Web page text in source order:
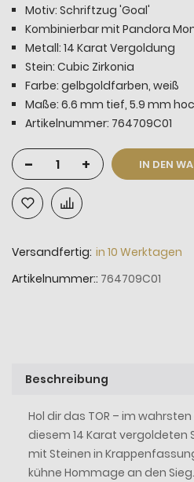
Motiv: Schriftzug 'Goal'
Kombinierbar mit Pandora
Metall: 14 Karat Vergoldung
Stein: Cubic Zirkonia
Farbe: gelbgoldfarben, weiß
Maße: 6.6 mm tief, 5.9 mm
Artikelnummer: 764709C01
- + IN DEN
Versandfertig: in 10 Werktagen
Artikelnummer: 764709C01
Beschreibung
Hol dir das TOR – im
diesem 14 Karat
mit Steinen in
kühne Hommage an den